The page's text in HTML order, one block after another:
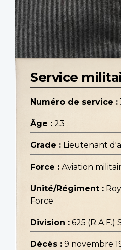
Service
Numéro de service :
Âge : 23
Grade : Lieutenant
Force : Aviation
Unité/Régiment :
Force
Division : 625 (R.A.F.)
Décès : 9 novembre